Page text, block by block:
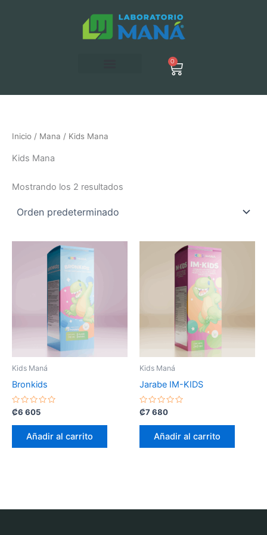
0
Carrito
Inicio / Mana / Kids Mana
Kids Mana
Mostrando los 2 resultados
Kids Maná
Bronkids
Valorado
con
0
₡6 605
Añadir al carrito
Kids Maná
Jarabe IM-KIDS
Valorado
con
0
₡7 680
Añadir al carrito